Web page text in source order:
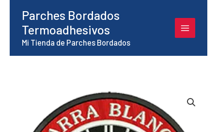
contenido
Parches Bordados
Termoadhesivos
Mi Tienda de Parches Bordados